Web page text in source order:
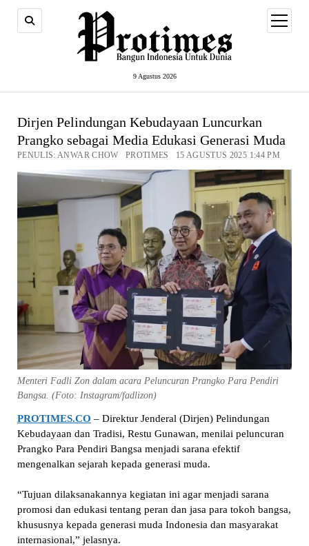
9 Agustus 2026
open
menu
Dirjen Pelindungan Kebudayaan Luncurkan
Prangko sebagai Media Edukasi Generasi Muda
PENULIS: ANWAR CHOW PROTIMES 15 AGUSTUS 2025 1:44 PM
Menteri Fadli Zon dalam acara Peluncuran Prangko Para Pendiri
Bangsa. (Foto: Instagram/fadlizon)
PROTIMES.CO – Direktur Jenderal (Dirjen) Pelindungan
Kebudayaan dan Tradisi, Restu Gunawan, menilai peluncuran
Prangko Para Pendiri Bangsa menjadi sarana efektif
mengenalkan sejarah kepada generasi muda.
“Tujuan dilaksanakannya kegiatan ini agar menjadi sarana
promosi dan edukasi tentang peran dan jasa para tokoh bangsa,
khususnya kepada generasi muda Indonesia dan masyarakat
internasional,” jelasnya.